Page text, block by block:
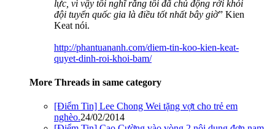
lực, vì vậy tôi nghĩ rằng tôi đã chủ động rời khỏi
đội tuyển quốc gia là điều tốt nhất bây giờ” Kien
Keat nói.
http://phantuananh.com/diem-tin-koo-kien-keat-
quyet-dinh-roi-khoi-bam/
More Threads in same category
[Điểm Tin] Lee Chong Wei tặng vợt cho trẻ em
nghèo.24/02/2014